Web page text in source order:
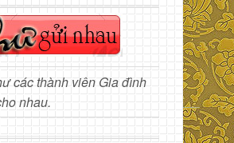
các thành viên Gia đình
nhau.